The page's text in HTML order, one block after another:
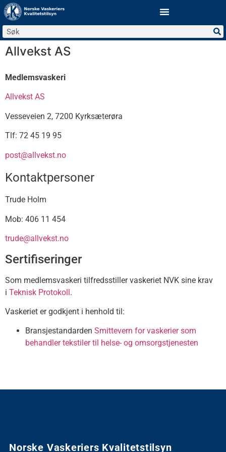
Allvekst AS
Medlemsvaskeri
Allvekst AS
Vesseveien 2, 7200 Kyrksæterøra
Tlf: 72 45 19 95
post@allvekst.no
Kontaktpersoner
Trude Holm
Mob: 406 11 454
trude@allvekst.no
Sertifiseringer
Som medlemsvaskeri tilfredsstiller vaskeriet NVK sine krav
i Teknisk Protokoll.
Vaskeriet er godkjent i henhold til:
Bransjestandarden Smittevern for vaskerier som
behandler tekstiler til helse- og omsorgstjenesten
Norske Vaskeriers Kvalitetstilsyn